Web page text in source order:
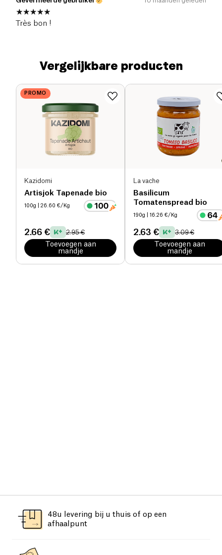
Très bon !
Vergelijkbare producten
PROMO
Kazidomi
Artisjok Tapenade bio
100g | 26.60 €/Kg
2.66 € 2.95 €
Toevoegen aan
mandje
La vache
Basilicum
Tomatenspread bio
190g | 16.26 €/Kg
2.63 € 3.09 €
Toevoegen aan
mandje
48u levering bij u thuis of op een
afhaalpunt